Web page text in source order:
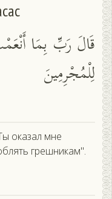
قَالَ رَبِّ بِمَا
لِلْمُجْرِمِينَ
оказал мне
грешникам".